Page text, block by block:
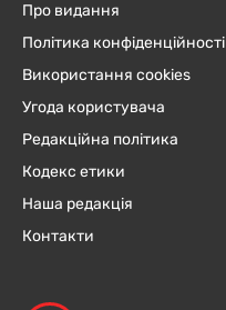
Про видання
Політика конфіденційності
Використання cookies
Угода користувача
Редакційна політика
Кодекс етики
Наша редакція
Контакти